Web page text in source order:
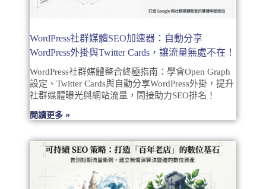
WordPress社群媒體SEO加速器：自動分享
WordPress外掛與Twitter Cards，讓流量無處不在！
WordPress社群媒體整合終極指南：學會Open Graph
設定、Twitter Cards與自動分享WordPress外掛，提升
社群媒體曝光與網站流量，間接助力SEO排名！
閱讀更多 »